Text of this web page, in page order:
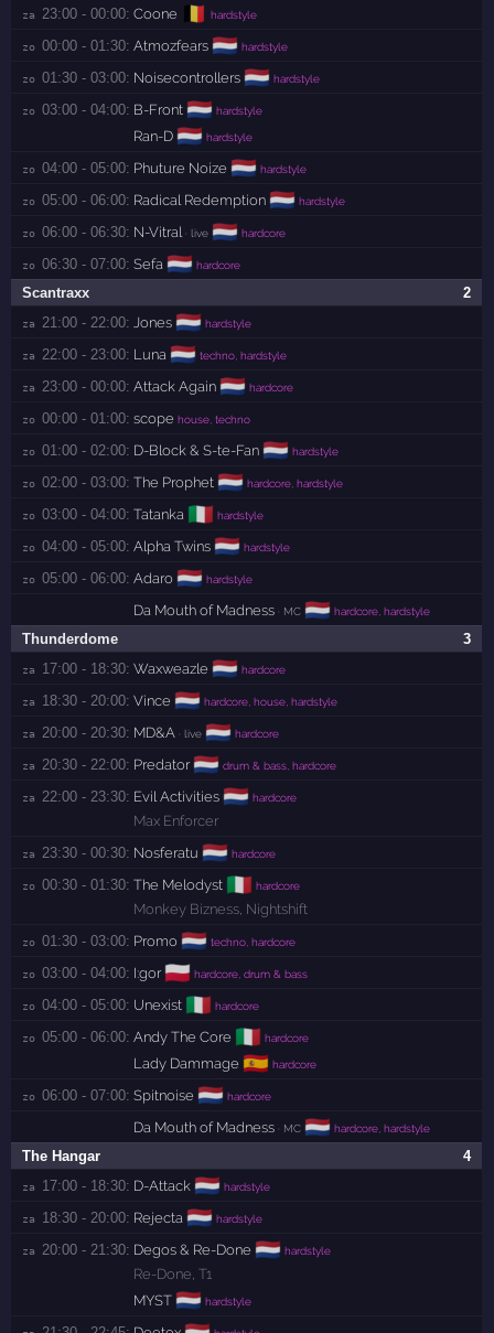
za 23:00 - 00:00: Coone 🇧🇪 hardstyle
zo 00:00 - 01:30: Atmozfears 🇳🇱 hardstyle
zo 01:30 - 03:00: Noisecontrollers 🇳🇱 hardstyle
zo 03:00 - 04:00: B-Front 🇳🇱 hardstyle
Ran-D 🇳🇱 hardstyle
zo 04:00 - 05:00: Phuture Noize 🇳🇱 hardstyle
zo 05:00 - 06:00: Radical Redemption 🇳🇱 hardstyle
zo 06:00 - 06:30: N-Vitral · live 🇳🇱 hardcore
zo 06:30 - 07:00: Sefa 🇳🇱 hardcore
2
Scantraxx
za 21:00 - 22:00: Jones 🇳🇱 hardstyle
za 22:00 - 23:00: Luna 🇳🇱 techno, hardstyle
za 23:00 - 00:00: Attack Again 🇳🇱 hardcore
zo 00:00 - 01:00: scope house, techno
zo 01:00 - 02:00: D-Block & S-te-Fan 🇳🇱 hardstyle
zo 02:00 - 03:00: The Prophet 🇳🇱 hardcore, hardstyle
zo 03:00 - 04:00: Tatanka 🇮🇹 hardstyle
zo 04:00 - 05:00: Alpha Twins 🇳🇱 hardstyle
zo 05:00 - 06:00: Adaro 🇳🇱 hardstyle
Da Mouth of Madness · MC 🇳🇱 hardcore, hardstyle
3
Thunderdome
za 17:00 - 18:30: Waxweazle 🇳🇱 hardcore
za 18:30 - 20:00: Vince 🇳🇱 hardcore, house, hardstyle
za 20:00 - 20:30: MD&A · live 🇳🇱 hardcore
za 20:30 - 22:00: Predator 🇳🇱 drum & bass, hardcore
za 22:00 - 23:30: Evil Activities 🇳🇱 hardcore
Max Enforcer
za 23:30 - 00:30: Nosferatu 🇳🇱 hardcore
zo 00:30 - 01:30: The Melodyst 🇮🇹 hardcore
Monkey Bizness Nightshift
zo 01:30 - 03:00: Promo 🇳🇱 techno, hardcore
zo 03:00 - 04:00: I:gor 🇵🇱 hardcore, drum & bass
zo 04:00 - 05:00: Unexist 🇮🇹 hardcore
zo 05:00 - 06:00: Andy The Core 🇮🇹 hardcore
Lady Dammage 🇪🇸 hardcore
zo 06:00 - 07:00: Spitnoise 🇳🇱 hardcore
Da Mouth of Madness · MC 🇳🇱 hardcore, hardstyle
4
The Hangar
za 17:00 - 18:30: D-Attack 🇳🇱 hardstyle
za 18:30 - 20:00: Rejecta 🇳🇱 hardstyle
za 20:00 - 21:30: Degos & Re-Done 🇳🇱 hardstyle
Re-Done ,T1
MYST 🇳🇱 hardstyle